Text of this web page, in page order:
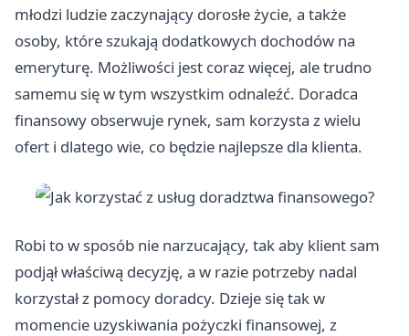
młodzi ludzie zaczynający dorosłe życie, a także
osoby, które szukają dodatkowych dochodów na
emeryturę. Możliwości jest coraz więcej, ale trudno
samemu się w tym wszystkim odnaleźć. Doradca
finansowy obserwuje rynek, sam korzysta z wielu
ofert i dlatego wie, co będzie najlepsze dla klienta.
Robi to w sposób nie narzucający, tak aby klient sam
podjął właściwą decyzję, a w razie potrzeby nadal
korzystał z pomocy doradcy. Dzieje się tak w
momencie uzyskiwania pożyczki finansowej, z